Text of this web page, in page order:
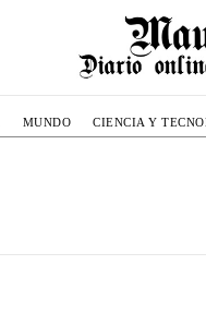
MUNDO CIENCIA Y